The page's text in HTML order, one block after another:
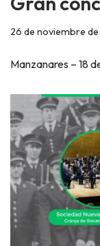
26 de noviembre
Manzanares – 18